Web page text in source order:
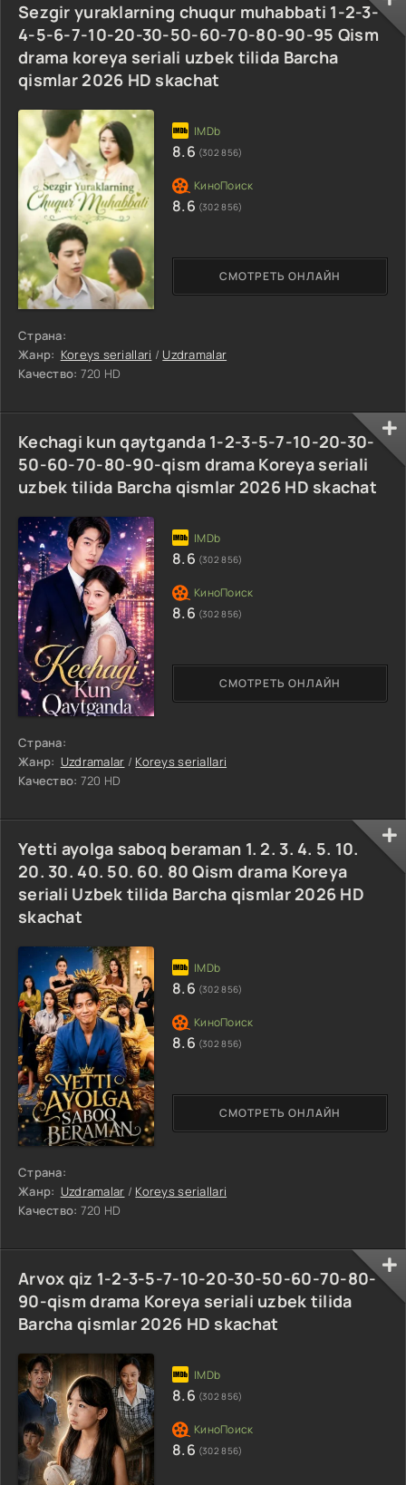
Sezgir yuraklarning chuqur muhabbati 1-2-3-
4-5-6-7-10-20-30-50-60-70-80-90-95 Qism
drama koreya seriali uzbek tilida Barcha
qismlar 2026 HD skachat
Страна:
Жанр: Koreys seriallari / Uzdramalar
Качество: 720 HD
СМОТРЕТЬ ОНЛАЙН
8.6 (302 856)
8.6 (302 856)
Kechagi kun qaytganda 1-2-3-5-7-10-20-30-
50-60-70-80-90-qism drama Koreya seriali
uzbek tilida Barcha qismlar 2026 HD skachat
Страна:
Жанр: Uzdramalar / Koreys seriallari
Качество: 720 HD
СМОТРЕТЬ ОНЛАЙН
8.6 (302 856)
8.6 (302 856)
Yetti ayolga saboq beraman 1. 2. 3. 4. 5. 10.
20. 30. 40. 50. 60. 80 Qism drama Koreya
seriali Uzbek tilida Barcha qismlar 2026 HD
skachat
Страна:
Жанр: Uzdramalar / Koreys seriallari
Качество: 720 HD
СМОТРЕТЬ ОНЛАЙН
8.6 (302 856)
8.6 (302 856)
Arvox qiz 1-2-3-5-7-10-20-30-50-60-70-80-
90-qism drama Koreya seriali uzbek tilida
Barcha qismlar 2026 HD skachat
8.6 (302 856)
8.6 (302 856)